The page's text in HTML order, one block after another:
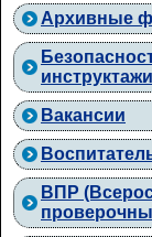
Архивные
Вакансии
ВПР